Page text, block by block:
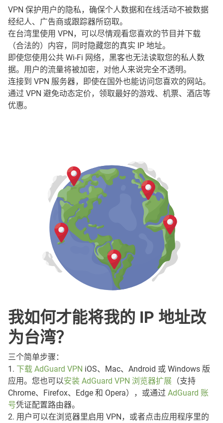
VPN 保护用户的隐私，确保个人数据和在线活动不被数据
经纪人、广告商或跟踪器所窃取。
在台湾里使用 VPN，可以尽情观看您喜欢的节目并下载
（合法的）内容，同时隐藏您的真实 IP 地址。
即使您使用公共 Wi-Fi 网络，黑客也无法读取您的私人数
据。用户的流量将被加密，对他人来说完全不透明。
连接到 VPN 服务器，即使在国外也能访问您喜欢的网站。
通过 VPN 避免动态定价，领取最好的游戏、机票、酒店等
优惠。
我如何才能将我的 IP 地址改
为台湾？
三个简单步骤：
1. 下载 AdGuard VPN iOS、Mac、Android 或 Windows 版
应用。您也可以安装 AdGuard VPN 浏览器扩展 （支持
Chrome、Firefox、Edge 和 Opera），或通过 AdGuard 账
号凭证配置路由器。
2. 用户可以在浏览器里启用 VPN，或者点击应用程序里的